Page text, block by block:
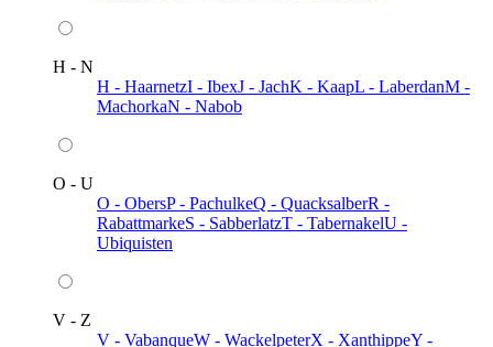
H - N
H - HaarnetzI - IbexJ - JachK - KaapL - LaberdanM -
MachorkaN - Nabob
O - U
O - ObersP - PachulkeQ - QuacksalberR -
RabattmarkeS - SabberlatzT - TabernakelU -
Ubiquisten
V - Z
V - VabanqueW - WackelpeterX - XanthippeY -